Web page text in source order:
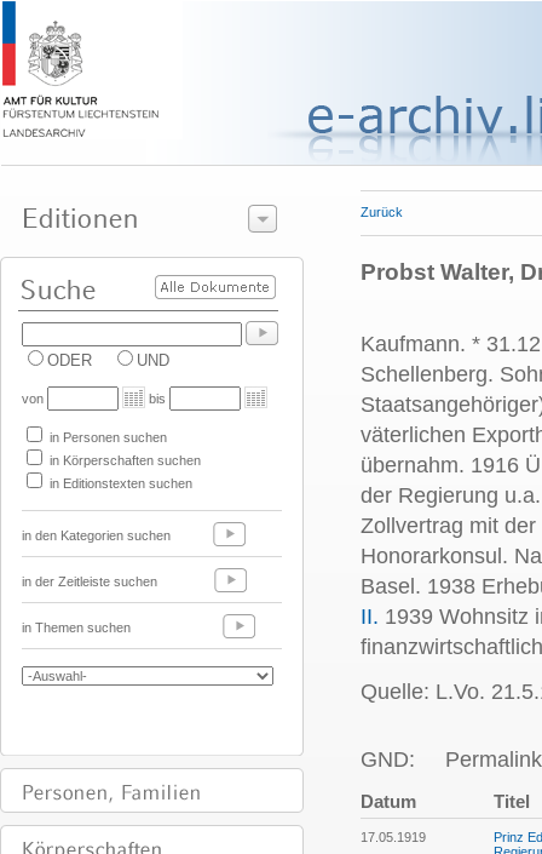
ODER UND
von bis
in Personen suchen
in Körperschaften suchen
in Editionstexten suchen
in den Kategorien suchen
in der Zeitleiste suchen
in Themen suchen
Zurück
Probst Walter,
Kaufmann. *
Schellenberg.
väterlichen
übernahm. 1916
der Regierung
Zollvertrag mit
Honorarkonsul.
Basel. 1938
II. 1939 Wohnsitz
Quelle: L.Vo.
GND:
Datum Titel
17.05.1919
Prinz